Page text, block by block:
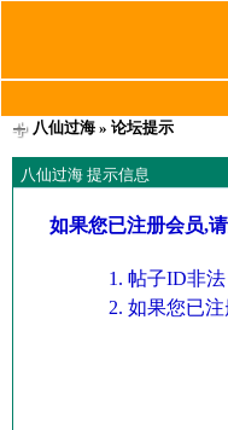
八仙过海» 论坛提示
八仙过海 提示信息
如果您已注册会员,
帖子ID非法
如果您已